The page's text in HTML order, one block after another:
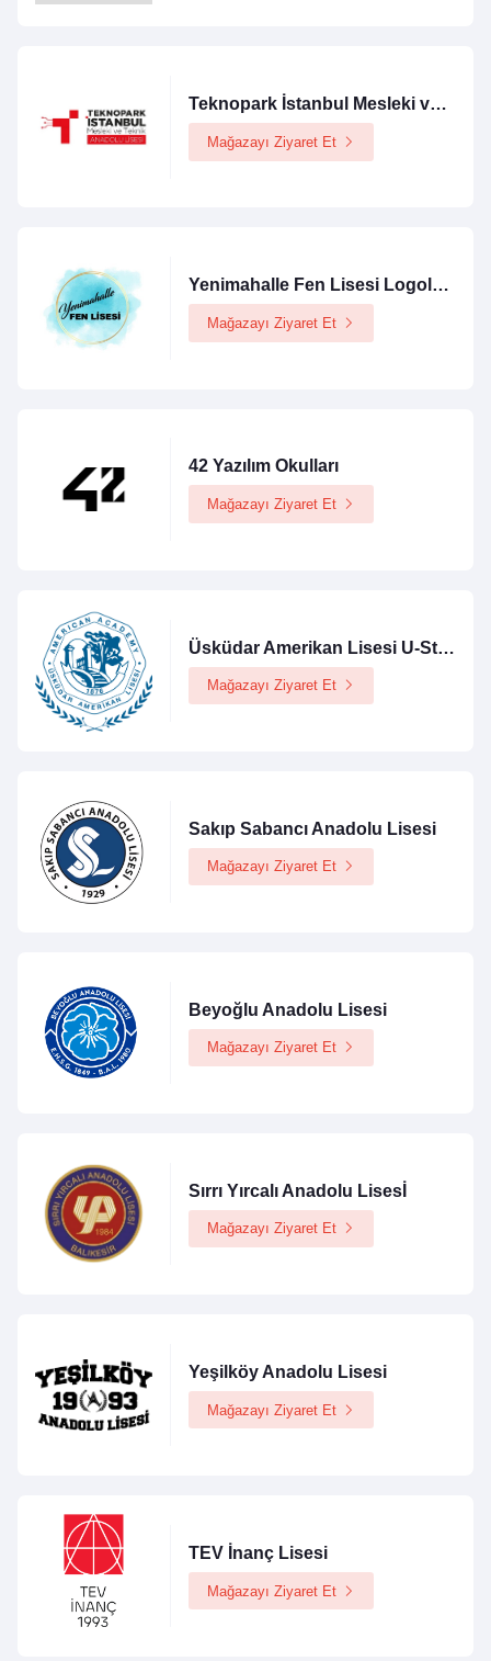
Teknopark İstanbul Mesleki ve Teknik Anadolu Lisesi Logolu Ürünler Mağazası
Mağazayı Ziyaret Et
Yenimahalle Fen Lisesi Logolu Ürünler Mağazası
Mağazayı Ziyaret Et
42 Yazılım Okulları
Mağazayı Ziyaret Et
Üsküdar Amerikan Lisesi U-Store
Mağazayı Ziyaret Et
Sakıp Sabancı Anadolu Lisesi
Mağazayı Ziyaret Et
Beyoğlu Anadolu Lisesi
Mağazayı Ziyaret Et
Sırrı Yırcalı Anadolu Lisesİ
Mağazayı Ziyaret Et
Yeşilköy Anadolu Lisesi
Mağazayı Ziyaret Et
TEV İnanç Lisesi
Mağazayı Ziyaret Et